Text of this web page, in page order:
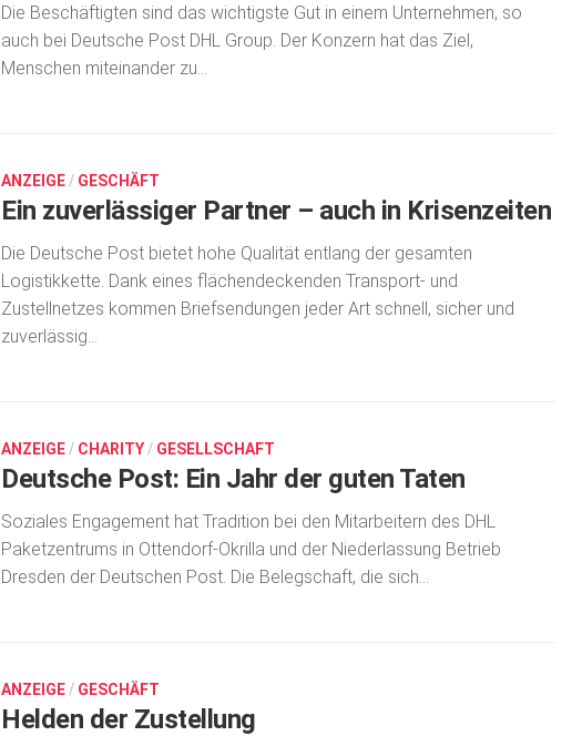
Die Beschäftigten sind das wichtigste Gut in einem Unternehmen, so
auch bei Deutsche Post DHL Group. Der Konzern hat das Ziel,
Menschen miteinander zu...
ANZEIGE / GESCHÄFT
Ein zuverlässiger Partner – auch in Krisenzeiten
Die Deutsche Post bietet hohe Qualität entlang der gesamten
Logistikkette. Dank eines flächendeckenden Transport- und
Zustellnetzes kommen Briefsendungen jeder Art schnell, sicher und
zuverlässig...
ANZEIGE / CHARITY / GESELLSCHAFT
Deutsche Post: Ein Jahr der guten Taten
Soziales Engagement hat Tradition bei den Mitarbeitern des DHL
Paketzentrums in Ottendorf-Okrilla und der Niederlassung Betrieb
Dresden der Deutschen Post. Die Belegschaft, die sich...
ANZEIGE / GESCHÄFT
Helden der Zustellung